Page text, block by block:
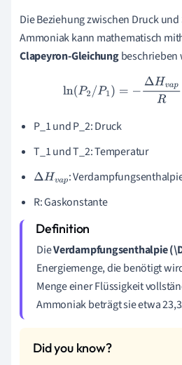
Die Beziehung zwischen Druck
Ammoniak kann mathematisch
Clapeyron-Gleichungbeschrieben
ln(P 2/ P1 ΔHvapR(
P_1 und P_2: Druck
T_1 und T_2: Temperatur
ΔHvap :
R: Gaskonstante
DieVerdampfungsenthalpie
Energiemenge, die benötigt
Menge einer Flüssigkeit
Ammoniak beträgt sie etwa